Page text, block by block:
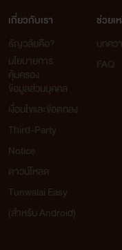
เกี่ยวกับเรา
ธัญวลัยคือ?
นโยบายการ
คุ้มครอง
ข้อมูลส่วนบุคคล
เงื่อนไขและข้อตกลง
Third-Party
Notice
ดาวน์โหลด
Tunwalai Easy
(สำหรับ Android)
ช่วยเ
บทคว
FAQ